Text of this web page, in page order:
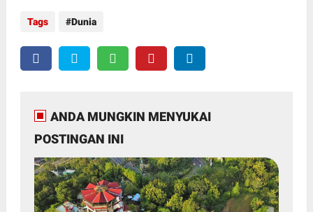
Tags Dunia
ANDA MUNGKIN MENYUKAI
POSTINGAN INI